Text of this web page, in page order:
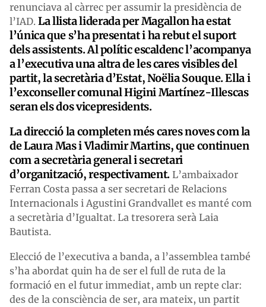
renunciava al càrrec per assumir la presidència de
l’IAD. La llista liderada per Magallon ha estat
l’única que s’ha presentat i ha rebut el suport
dels assistents. Al polític escaldenc l’acompanya
a l’executiva una altra de les cares visibles del
partit, la secretària d’Estat, Noëlia Souque. Ella i
l’exconseller comunal Higini Martínez-Illescas
seran els dos vicepresidents.
La direcció la completen més cares noves com la
de Laura Mas i Vladimir Martins, que continuen
comasecretària general i secretari
d’organització, respectivament.L’ambaixador
Ferran Costa passa a ser secretari de Relacions
Internacionals i Agustini Grandvallet es manté com
a secretària d’Igualtat. La tresorera serà Laia
Bautista.
Elecció de l’executiva a banda, a l’assemblea també
s’ha abordat quin ha de ser el full de ruta de la
formació en el futur immediat, amb un repte clar:
des de la consciència de ser, ara mateix, un partit